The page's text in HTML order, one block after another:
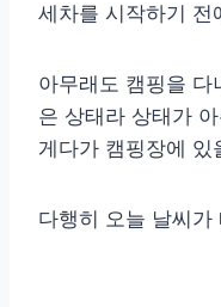
세차를 시작하기 전
아무래도 캠핑을
은 상태라 상태가
게다가 캠핑장에
다행히 오늘 날씨